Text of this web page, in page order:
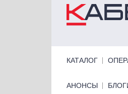
КАТАЛОГ
Primary links bottom
АНОНСЫ